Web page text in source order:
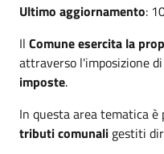
Ultimo aggiornamento:
Il Comune esercita la
attraverso l'imposizione
imposte.
In questa area tematica
tributi comunali gestiti